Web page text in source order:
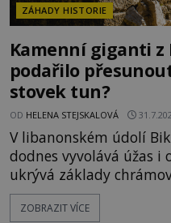
ZÁHADY HISTORIE
Kamenní giganti z
podařilo
stovek tun?
OD HELENA STEJSKALOVÁ
V libanonském údolí
dodnes vyvolává úžas i
ukrývá základy
kameny tak obrovské,
přesunout. Některé
ZOBRAZIT VÍCE